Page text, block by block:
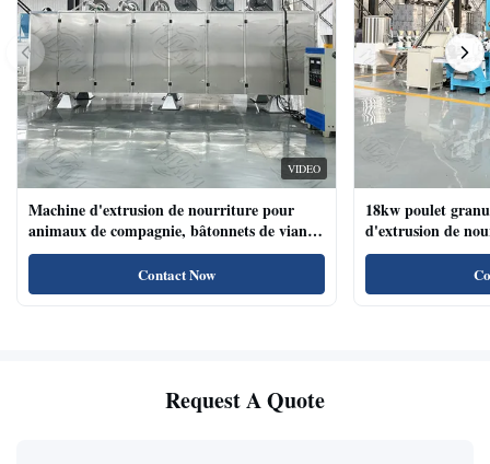
VIDEO
Machine d'extrusion de nourriture pour
animaux de compagnie, bâtonnets de viande
de chien, machine d'extrusion de nourriture
pour animaux de compagnie avec système de
plateau automatique
Contact Now
18kw poulet
d'extrusion de
compagnie haute
naturels de
Request A Quote